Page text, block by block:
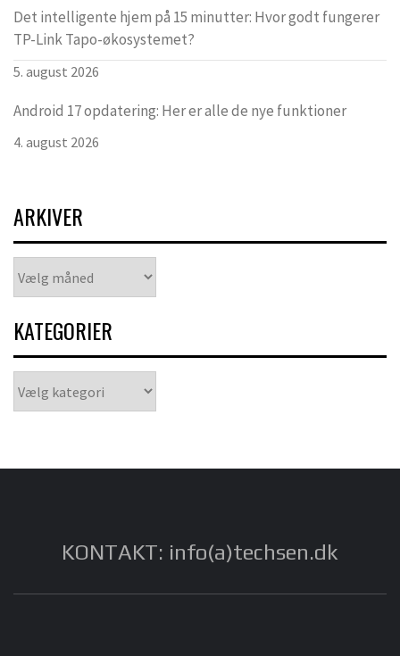
Det intelligente hjem på 15 minutter: Hvor godt fungerer
TP-Link Tapo-økosystemet?
5. august 2026
Android 17 opdatering: Her er alle de nye funktioner
4. august 2026
ARKIVER
KATEGORIER
KONTAKT: info(a)techsen.dk